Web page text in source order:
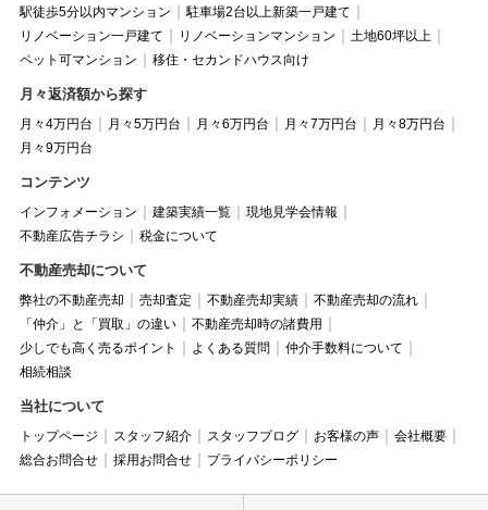
駅徒歩5分以内マンション
駐車場2台以上新築一戸建て
リノベーション一戸建て
リノベーションマンション
土地60坪以上
ペット可マンション
移住・セカンドハウス向け
月々返済額から探す
月々4万円台 月々5万円台 月々6万円台 月々7万円台
月々8万円台
月々9万円台
コンテンツ
インフォメーション 建築実績一覧
現地見学会情報
不動産広告チラシ
税金について
不動産売却について
弊社の不動産売却 売却査定 不動産売却実績
不動産売却の流れ
「仲介」と「買取」の違い
不動産売却時の諸費用
少しでも高く売るポイント
よくある質問
仲介手数料について
相続相談
当社について
トップページ スタッフ紹介 スタッフブログ お客様の声
会社概要
総合お問合せ
採用お問合せ プライバシーポリシー